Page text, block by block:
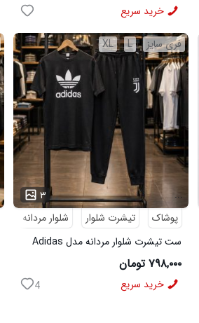
خرید سریع
فری سایز L
XL
۳
...
پوشاک
تیشرت شلوار
شلوار مردانه
ست تیشرت شلوار مردانه مدل Adidas
کد 6569
۷۹۸,۰۰۰ تومان
خرید سریع 4